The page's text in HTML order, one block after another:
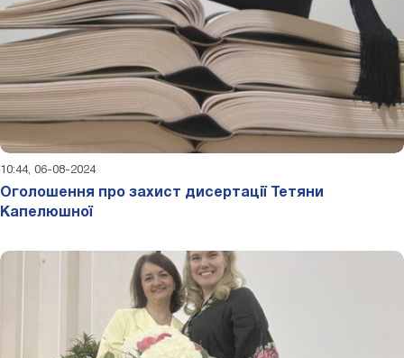
10:44, 06-08-2024
Оголошення про захист дисертації Тетяни
Капелюшної